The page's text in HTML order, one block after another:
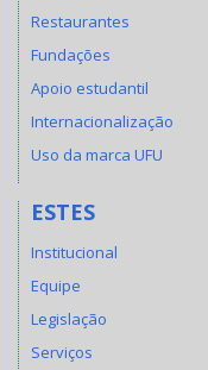
Restaurantes
Fundações
Apoio estudantil
Internacionalização
Uso da marca UFU
ESTES
Institucional
Equipe
Legislação
Serviços